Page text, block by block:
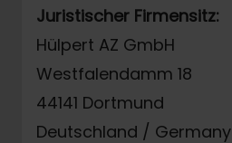
Juristischer Firmensitz:
Hülpert AZ GmbH
Westfalendamm 18
44141 Dortmund
Deutschland / Germany